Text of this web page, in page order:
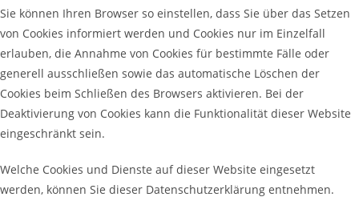
Sie können Ihren Browser so einstellen, dass Sie über das Setzen
von Cookies informiert werden und Cookies nur im Einzelfall
erlauben, die Annahme von Cookies für bestimmte Fälle oder
generell ausschließen sowie das automatische Löschen der
Cookies beim Schließen des Browsers aktivieren. Bei der
Deaktivierung von Cookies kann die Funktionalität dieser Website
eingeschränkt sein.
Welche Cookies und Dienste auf dieser Website eingesetzt
werden, können Sie dieser Datenschutzerklärung entnehmen.